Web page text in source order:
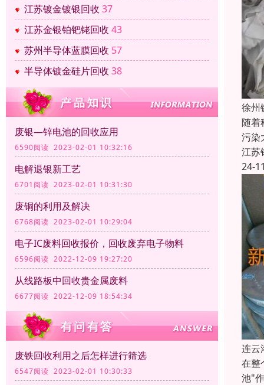
江苏镀金镀银回收 37
江苏金银铂钯铑回收 43
苏州半导体蓝膜回收 57
半导体镀金硅片回收 38
废银—锌电池的回收应用
6590阅读 2023-02-01 10:32:16
电解退银新工艺
6701阅读 2023-02-01 10:31:30
废铜的利用及解决
6768阅读 2023-02-01 10:29:04
电子IC废料回收报价，回收废弃电子物料
6596阅读 2022-12-09 19:27:20
从线路板中回收贵金属废料
6677阅读 2022-12-09 18:54:34
废铁回收利用之后怎样进行筛选
6547阅读 2023-02-01 10:30:33
徐州
随着
污染
江苏
24-
连云
在整
池"